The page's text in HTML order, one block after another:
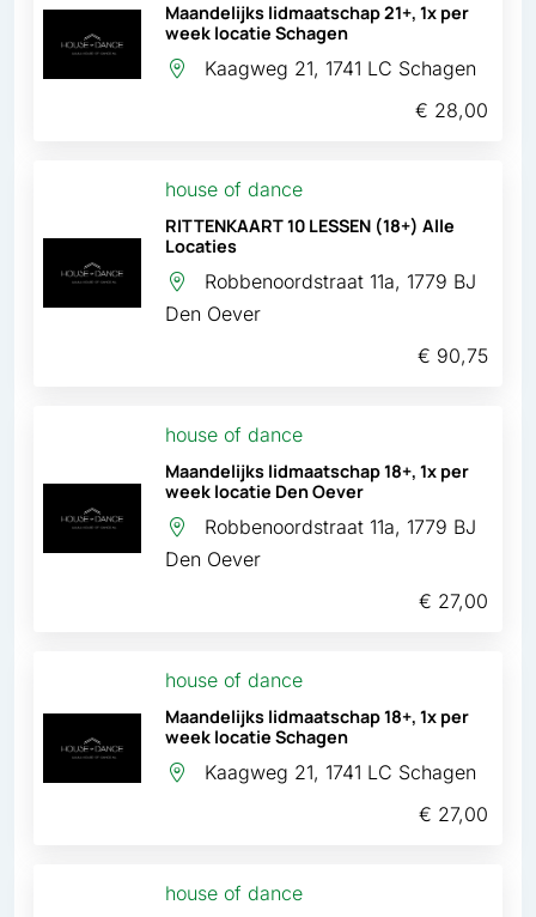
Maandelijks lidmaatschap 21+, 1x per
week locatie Schagen
Kaagweg 21, 1741 LC Schagen
€ 28,00
RITTENKAART 10 LESSEN (18+) Alle
Locaties
house of dance
Robbenoordstraat 11a, 1779 BJ
Den Oever
€ 90,75
Maandelijks lidmaatschap 18+, 1x per
week locatie Den Oever
house of dance
Robbenoordstraat 11a, 1779 BJ
Den Oever
€ 27,00
Maandelijks lidmaatschap 18+, 1x per
week locatie Schagen
house of dance
Kaagweg 21, 1741 LC Schagen
€ 27,00
house of dance